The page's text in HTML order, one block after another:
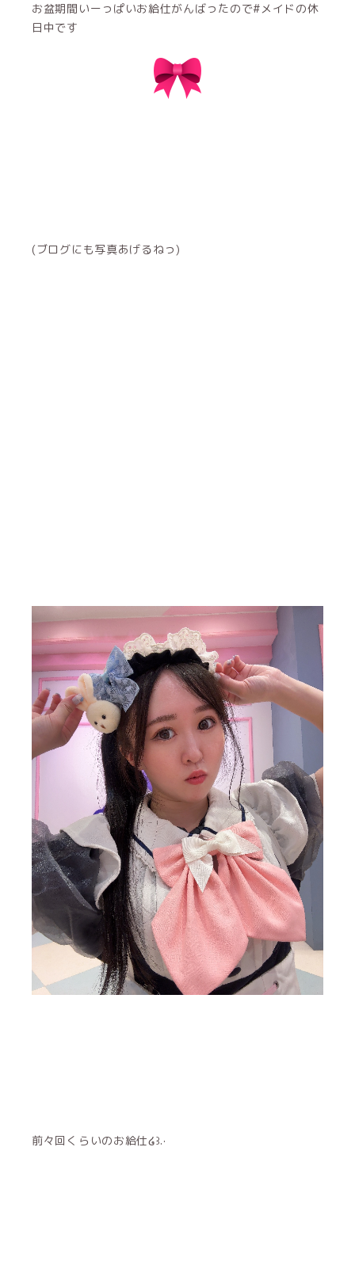
お盆期間いーっぱいお給仕がんばったので#メイドの休
日中です
(ブログにも写真あげるねっ)
前々回くらいのお給仕໒꒱.·